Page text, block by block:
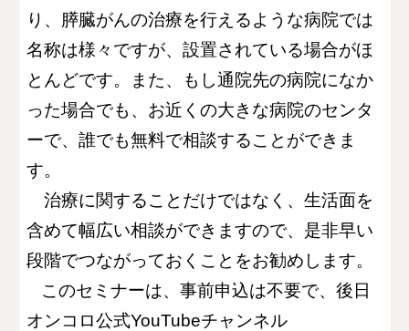
り、膵臓がんの治療を行えるような病院では
名称は様々ですが、設置されている場合がほ
とんどです。また、もし通院先の病院になか
った場合でも、お近くの大きな病院のセンタ
ーで、誰でも無料で相談することができま
す。
治療に関することだけではなく、生活面を
含めて幅広い相談ができますので、是非早い
段階でつながっておくことをお勧めします。
このセミナーは、事前申込は不要で、後日
オンコロ公式YouTubeチャンネル